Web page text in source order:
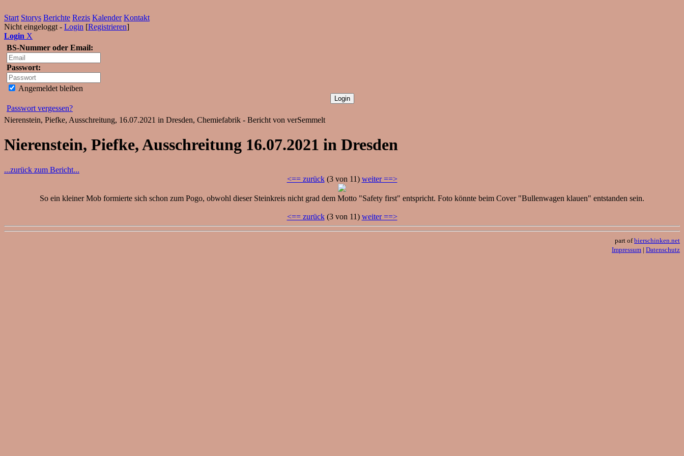
Start Storys Berichte Rezis Kalender Kontakt
Nicht eingeloggt - Login [Registrieren]
Login X
BS-Nummer oder Email:
Passwort:
Angemeldet bleiben
Passwort vergessen?
Nierenstein, Piefke, Ausschreitung, 16.07.2021 in Dresden, Chemiefabrik - Bericht von verSemmelt
Nierenstein, Piefke, Ausschreitung 16.07.2021 in Dresden
...zurück zum Bericht...
<== zurück(3 von 11) weiter ==>
So ein kleiner Mob formierte sich schon zum Pogo, obwohl dieser Steinkreis nicht grad dem Motto "Safety first" entspricht. Foto könnte beim Cover "Bullenwagen klauen" entstanden sein.
<== zurück(3 von 11) weiter ==>
part ofbierschinken.net
Impressum | Datenschutz